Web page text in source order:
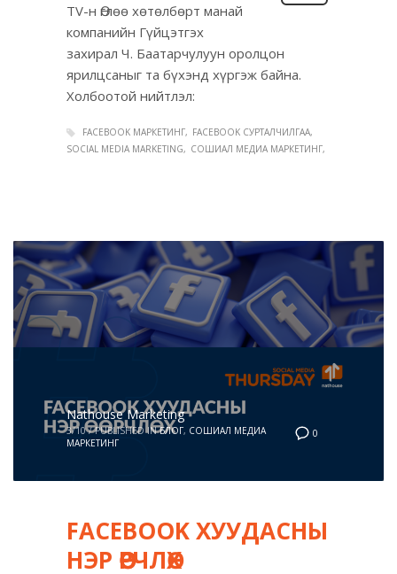
TV-н Өглөө хөтөлбөрт манай
компанийн Гүйцэтгэх
захирал Ч. Баатарчулуун оролцон
ярилцсаныг та бүхэнд хүргэж байна.
Холбоотой нийтлэл:
FACEBOOK МАРКЕТИНГ
FACEBOOK СУРТАЛЧИЛГАА
SOCIAL MEDIA MARKETING
СОШИАЛ МЕДИА МАРКЕТИНГ
0
Nathouse Marketing
3/10 / PUBLISHED IN БЛОГ, СОШИАЛ МЕДИА
МАРКЕТИНГ
FACEBOOK ХУУДАСНЫ
НЭР ӨӨРЧЛӨХ